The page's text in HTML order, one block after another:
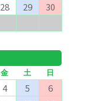
28 29
30
金 土 日
4 5
6